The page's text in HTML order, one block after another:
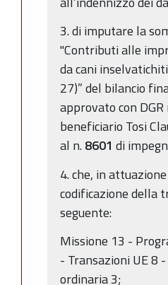
3. di imputare la
"Contributi alle
da cani
27)” del bilancio
approvato con
beneficiario Tosi
al n.8601 di
4. che, in
codificazione della
seguente:
Missione 13 -
- Transazioni UE 8
ordinaria 3;